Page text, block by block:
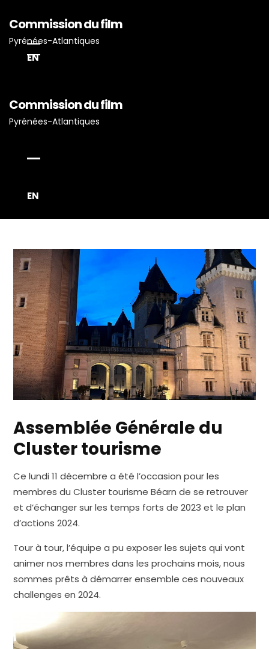
Commission du film
Pyrénées-Atlantiques
EN
Commission du film
Pyrénées-Atlantiques
EN
Accueil
Assemblée Générale du
Cluster tourisme
Ce lundi 11 décembre a été l’occasion pour les
membres du Cluster tourisme Béarn de se retrouver
et d’échanger sur les temps forts de 2023 et le plan
d’actions 2024.
Tour à tour, l’équipe a pu exposer les sujets qui vont
animer nos membres dans les prochains mois, nous
sommes prêts à démarrer ensemble ces nouveaux
challenges en 2024.